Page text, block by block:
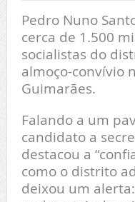
Pedro Nuno
cerca de 1.500
socialistas do
almoço-convívio
Guimarães.
Falando a um
candidato a
destacou a
como o distrito
deixou um